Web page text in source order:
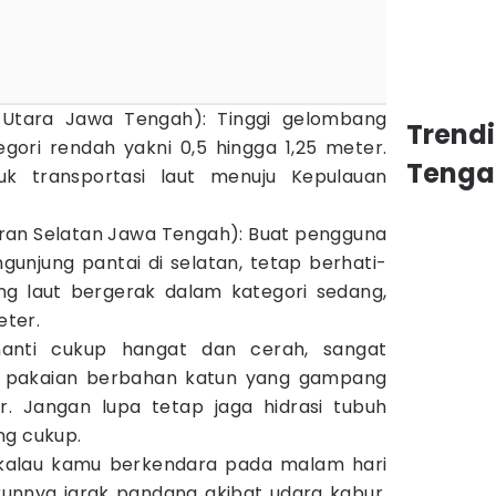
Jawa Tengah): Tinggi gelombang
rendah yakni 0,5 hingga 1,25 meter.
transportasi laut menuju Kepulauan
Selatan Jawa Tengah): Buat pengguna
pantai di selatan, tetap berhati-
laut bergerak dalam kategori sedang,
cukup hangat dan cerah, sangat
berbahan katun yang gampang
Jangan lupa tetap jaga hidrasi tubuh
cukup.
kamu berkendara pada malam hari